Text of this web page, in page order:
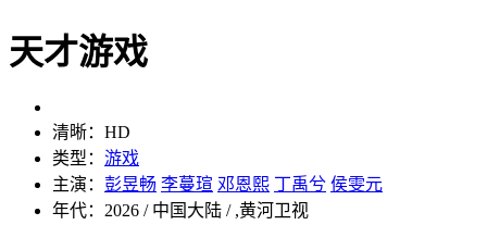
天才游戏
清晰： HD
类型： 游戏
主演： 彭昱畅 李蔓瑄 邓恩熙 丁禹兮 侯雯元
年代： 2026 / 中国大陆 / ,黄河卫视